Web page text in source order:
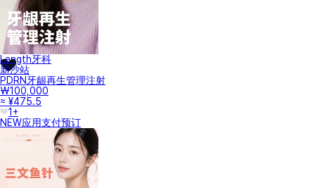
Length牙科
新沙站
PDRN牙龈再生管理注射
₩100,000
≈ ¥475.5
1+
NEW应用支付预订